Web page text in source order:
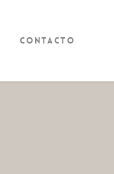
Contacto